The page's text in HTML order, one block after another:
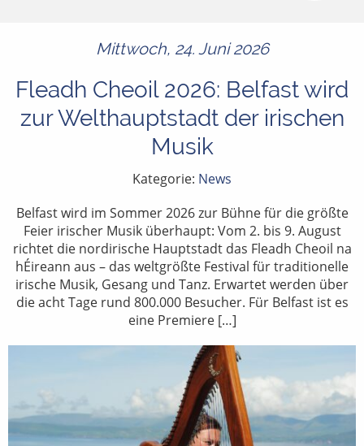
Mittwoch, 24. Juni 2026
Fleadh Cheoil 2026: Belfast wird
zur Welthauptstadt der irischen
Musik
Kategorie: News
Belfast wird im Sommer 2026 zur Bühne für die größte
Feier irischer Musik überhaupt: Vom 2. bis 9. August
richtet die nordirische Hauptstadt das Fleadh Cheoil na
hÉireann aus – das weltgrößte Festival für traditionelle
irische Musik, Gesang und Tanz. Erwartet werden über
die acht Tage rund 800.000 Besucher. Für Belfast ist es
eine Premiere […]